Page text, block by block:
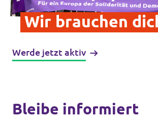
Transparenz
Kontakt
Wir brauchen
Werde jetzt aktiv
Bleibe informiert